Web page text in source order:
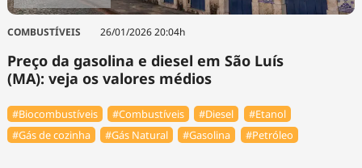
COMBUSTÍVEIS 26/01/2026 20:04h
Preço da gasolina e diesel em São Luís
(MA): veja os valores médios
#Biocombustíveis #Combustíveis #Diesel
#Etanol
#Gás de cozinha
#Gás Natural #Gasolina #Petróleo